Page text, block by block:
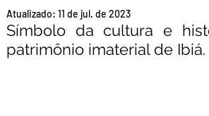
Atualizado: 11 de jul. de 2023
Símbolo da cultura e
patrimônio imaterial de Ibiá.